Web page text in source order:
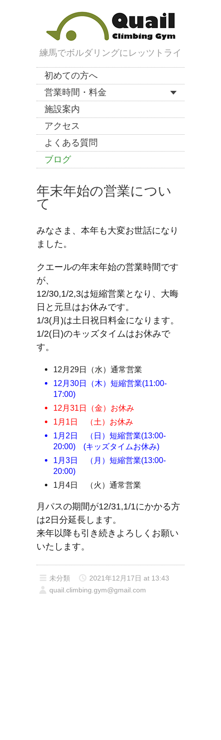
練馬でボルダリングにレッツトライ
初めての方へ
営業時間・料金
施設案内
アクセス
よくある質問
ブログ
年末年始の営業につい
て
みなさま、本年も大変お世話になり
ました。
クエールの年末年始の営業時間です
が、
12/30,1/2,3は短縮営業となり、大晦
日と元旦はお休みです。
1/3(月)は土日祝日料金になります。
1/2(日)のキッズタイムはお休みで
す。
12月29日（水）通常営業
12月30日（木）短縮営業(11:00-
17:00)
12月31日（金）お休み
1月1日 （土）お休み
1月2日 （日）短縮営業(13:00-
20:00) (キッズタイムお休み)
1月3日 （月）短縮営業(13:00-
20:00)
1月4日 （火）通常営業
月パスの期間が12/31,1/1にかかる方
は2日分延長します。
来年以降も引き続きよろしくお願い
いたします。
未分類
2021年12月17日 at 13:43
quail.climbing.gym@gmail.com